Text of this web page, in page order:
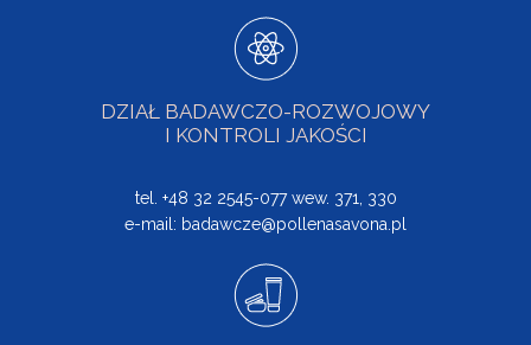
DZIAŁ BADAWCZO-ROZWOJOWY
I KONTROLI JAKOŚCI
tel. +48 32 2545-077 wew. 371, 330
e-mail: badawcze@pollenasavona.pl